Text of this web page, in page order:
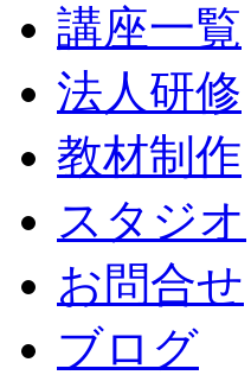
講座一覧
法人研修
教材制作
スタジオ
お問合せ
ブログ